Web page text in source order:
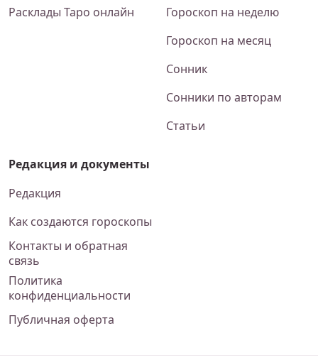
Расклады Таро онлайн
Гороскоп на неделю
Гороскоп на месяц
Сонник
Сонники по авторам
Статьи
Редакция и документы
Редакция
Как создаются гороскопы
Контакты и обратная
связь
Политика
конфиденциальности
Публичная оферта